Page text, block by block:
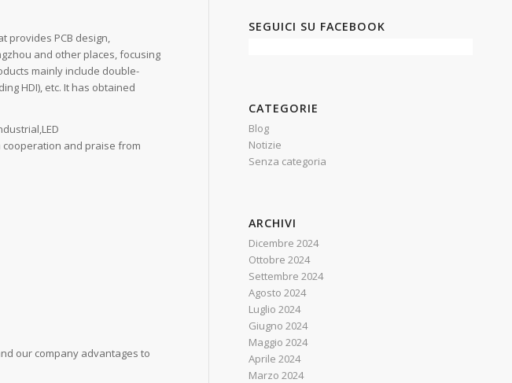
provides PCB design,
and other places, focusing
mainly include double-
HDI), etc. It has obtained
cooperation and praise from
our company advantages to
SEGUICI SU FACEBOOK
CATEGORIE
Blog
Notizie
Senza categoria
ARCHIVI
Dicembre 2024
Ottobre 2024
Settembre 2024
Agosto 2024
Luglio 2024
Giugno 2024
Maggio 2024
Aprile 2024
Marzo 2024